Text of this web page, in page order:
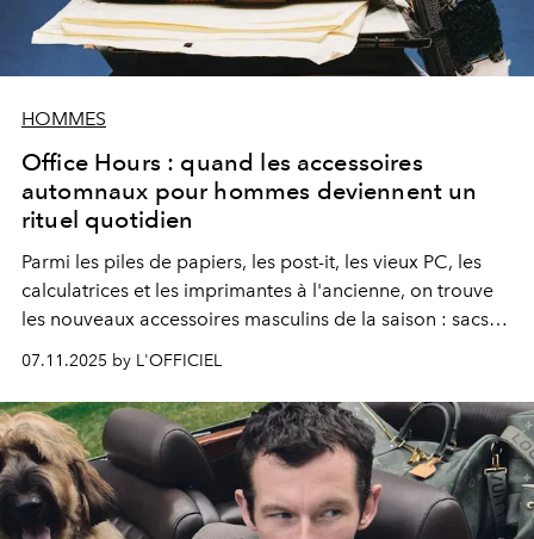
HOMMES
Office Hours : quand les accessoires
automnaux pour hommes deviennent un
rituel quotidien
Parmi les piles de papiers, les post-it, les vieux PC, les
calculatrices et les imprimantes à l'ancienne, on trouve
les nouveaux accessoires masculins de la saison : sacs
de vue et stylos à plume chics.
07.11.2025 by L'OFFICIEL